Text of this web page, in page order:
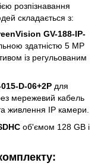
розпізнавання
складається з:
GV-188-IP-
здатністю 5 МР
із регульованим
D-06+2P для
мережевий кабель
живлення IP камери.
об'ємом 128 GB і